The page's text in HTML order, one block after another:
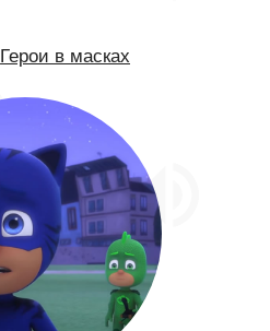
Герои в масках